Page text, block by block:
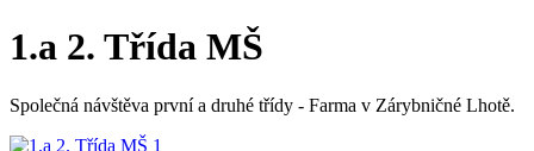
1.a 2. Třída MŠ
Společná návštěva první a druhé třídy - Farma v Zárybničné Lhotě.